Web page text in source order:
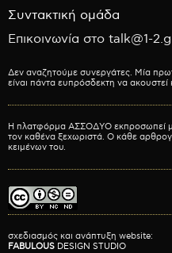
Συντακτική ομάδα
Επικοινωνία στο talk@1-
Δεν αναζητούμε συνεργάτες. Μία
είναι πάντα ευπρόσδεκτη να ακουστεί
Η πλατφόρμα ΑΣΣΟΔΥΟ εκπροσωπεί
τον καθένα ξεχωριστά. Ο κάθε
κειμένων του.
σχεδιασμός και ανάπτυξη website:
FABULOUS DESIGN STUDIO